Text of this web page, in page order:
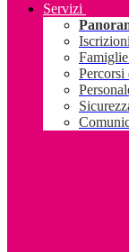
Servizi
Iscrizioni
Percorsi